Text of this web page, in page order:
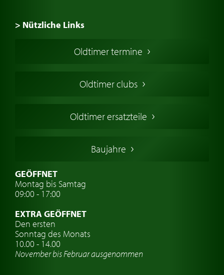
> Nützliche Links
Oldtimers in Europa
Englische Oldtimer
Deutsche Oldtimer
Schwedische Oldtimer
Oldtimer mit h-kennzeichen
Auto Oldtimer Markt
Oldtimer-Versicherung
Oldtimer-Clubs
Oldtimer-Reisen
Oldtimer termine
Oldtimer clubs
Oldtimer ersatzteile
Baujahre
GEÖFFNET
Montag bis Samtag
09:00 - 17:00
EXTRA GEÖFFNET
Den ersten
Sonntag des Monats
10.00 - 14.00
November bis Februar ausgenommen